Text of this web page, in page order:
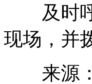
及时呼
现场，并
来源：